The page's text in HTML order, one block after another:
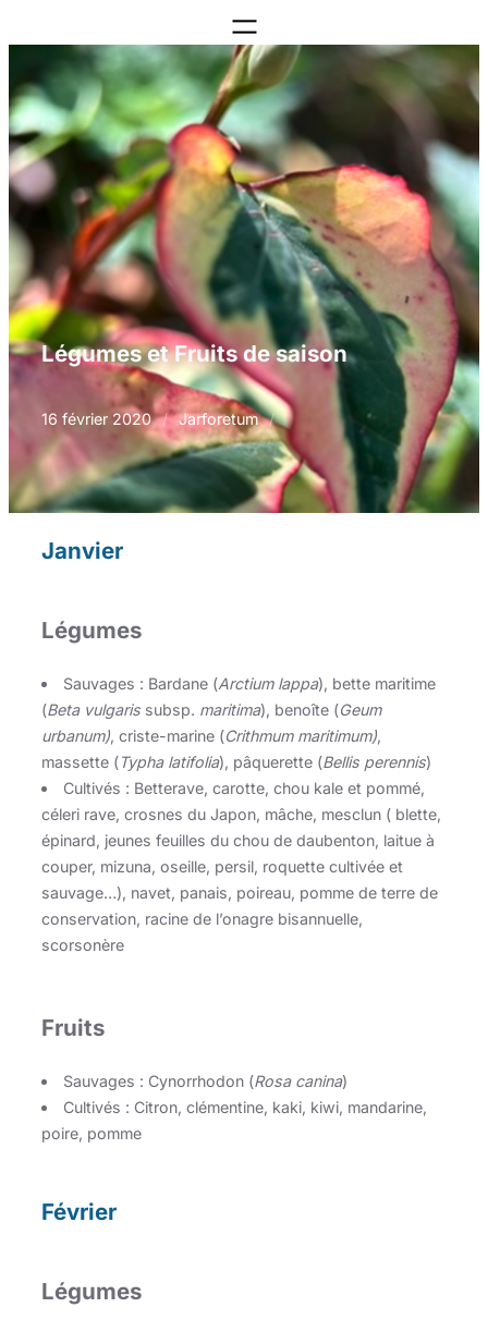
au
contenu
Légumes et Fruits de saison
16 février 2020 / Jarforetum /
Janvier
Légumes
Sauvages : Bardane (Arctium lappa), bette maritime
(Beta vulgaris subsp. maritima), benoîte (Geum
urbanum), criste-marine (Crithmum maritimum),
massette (Typha latifolia), pâquerette (Bellis perennis)
Cultivés : Betterave, carotte, chou kale et pommé,
céleri rave, crosnes du Japon, mâche, mesclun ( blette,
épinard, jeunes feuilles du chou de daubenton, laitue à
couper, mizuna, oseille, persil, roquette cultivée et
sauvage…), navet, panais, poireau, pomme de terre de
conservation, racine de l’onagre bisannuelle,
scorsonère
Fruits
Sauvages : Cynorrhodon (Rosa canina)
Cultivés : Citron, clémentine, kaki, kiwi, mandarine,
poire, pomme
Février
Légumes